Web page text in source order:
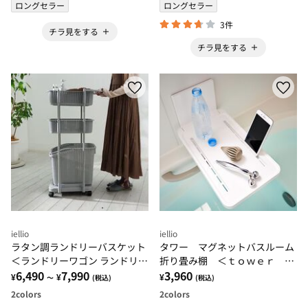
ロングセラー
チラ見をする
ロングセラー
3件
チラ見をする
iellio
ラタン調ランドリーバスケット
＜ランドリーワゴン ランドリー
メイト 洗濯かご ランドリーボ
ックス 脱衣かご＞
¥6,490 ～ ¥7,990 (税込)
2colors
iellio
タワー マグネットバスルーム
折り畳み棚 ＜ｔｏｗｅｒ 山
崎実業＞
¥3,960 (税込)
2colors